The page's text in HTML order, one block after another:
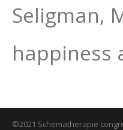
Seligman,
happiness
©2021 Schematherapie